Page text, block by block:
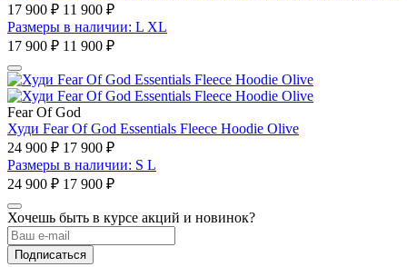
17 900 ₽ 11 900 ₽
Размеры в наличии: L XL
17 900 ₽ 11 900 ₽
Fear Of God
Худи Fear Of God Essentials Fleece Hoodie Olive
24 900 ₽ 17 900 ₽
Размеры в наличии: S L
24 900 ₽ 17 900 ₽
Хочешь быть в курсе акций и новинок?
Подписаться